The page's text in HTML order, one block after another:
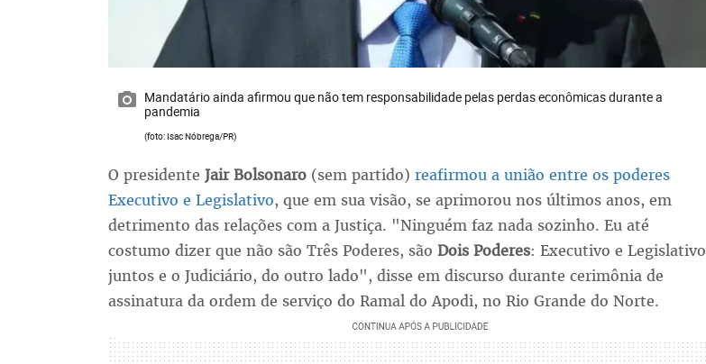
Mandatário ainda afirmou que não tem responsabilidade pelas perdas econômicas durante a
pandemia
(foto: Isac Nóbrega/PR)
O presidente Jair Bolsonaro(sem partido) reafirmou a união entre os poderes
Executivo e Legislativo, que em sua visão, se aprimorou nos últimos anos, em
detrimento das relações com a Justiça. "Ninguém faz nada sozinho. Eu até
costumo dizer que não são Três Poderes, são Dois Poderes: Executivo e Legislativo
juntos e o Judiciário, do outro lado", disse em discurso durante cerimônia de
assinatura da ordem de serviço do Ramal do Apodi, no Rio Grande do Norte.